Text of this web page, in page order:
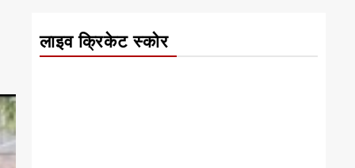
लाइव क्रिकेट स्कोर